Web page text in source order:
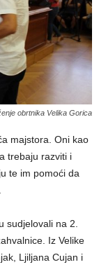
obrtnika Velika Gorica
majstora. Oni kao
trebaju razviti i
te im pomoći da
sudjelovali na 2.
Iz Velike
Ljiljana Cujan i